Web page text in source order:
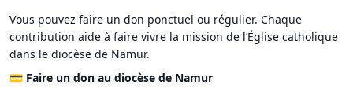
Vous pouvez faire un don ponctuel ou régulier. Chaque
contribution aide à faire vivre la mission de l’Église catholique
dans le diocèse de Namur.
💳 Faire un don au diocèse de Namur